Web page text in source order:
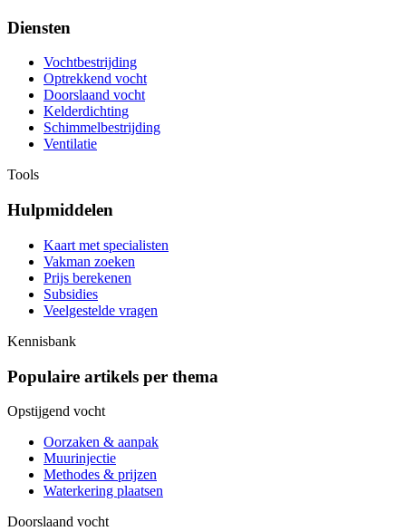
Diensten
Vochtbestrijding
Optrekkend vocht
Doorslaand vocht
Kelderdichting
Schimmelbestrijding
Ventilatie
Tools
Hulpmiddelen
Kaart met specialisten
Vakman zoeken
Prijs berekenen
Subsidies
Veelgestelde vragen
Kennisbank
Populaire artikels per thema
Opstijgend vocht
Oorzaken & aanpak
Muurinjectie
Methodes & prijzen
Waterkering plaatsen
Doorslaand vocht